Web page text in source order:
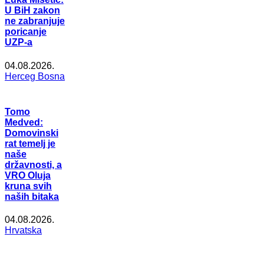
U BiH zakon
ne zabranjuje
poricanje
UZP-a
04.08.2026.
Herceg Bosna
Tomo
Medved:
Domovinski
rat temelj je
naše
državnosti, a
VRO Oluja
kruna svih
naših bitaka
04.08.2026.
Hrvatska